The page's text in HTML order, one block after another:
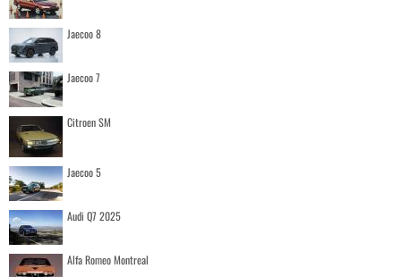
Jaecoo 8
Jaecoo 7
Citroen SM
Jaecoo 5
Audi Q7 2025
Alfa Romeo Montreal